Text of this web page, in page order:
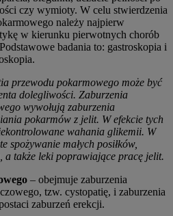
czy wymioty. W celu stwierdzenia
należy najpierw
w kierunku pierwotnych chorób
badania to: gastroskopia i
przewodu pokarmowego może być
dolegliwości. Zaburzenia
wywołują zaburzenia
pokarmów z jelit. W efekcie tych
wahania glikemii. W
spożywanie małych posiłków,
a także leki poprawiające pracę jelit.
– obejmuje zaburzenia
tzw. cystopatię, i zaburzenia
zaburzeń erekcji.